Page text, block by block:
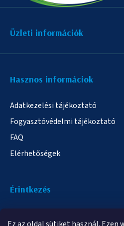
Üzleti információk
Hasznos informáciok
Adatkezelési tájékoztató
Fogyasztóvédelmi tájékoztató
FAQ
Elérhetőségek
Érintkezés